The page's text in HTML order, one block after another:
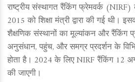
राष्ट्रीय संस्थागत रैंकिंग फ्रेमवर्क (NIRF)
2015 को शिक्षा मंत्री द्वारा की गई थी।
शैक्षणिक संस्थानों का मूल्यांकन और रैंकिंग
अनुसंधान, पहुंच, और समग्र प्रदर्शन के
होता है। 2024 के लिए NIRF रैंकिंग 12
की जाएगी।